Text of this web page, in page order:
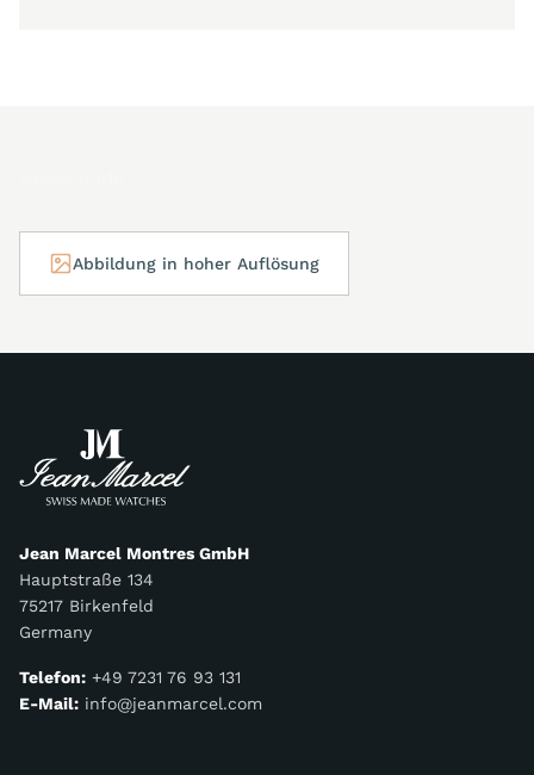
Abbildung in hoher Auflösung
Jean Marcel Montres GmbH
Hauptstraße 134
75217 Birkenfeld
Germany
Telefon: +49 7231 76 93 131
E-Mail: info@jeanmarcel.com